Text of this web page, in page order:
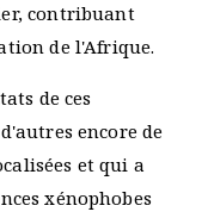
contribuant
de l'Afrique.
de ces
encore de
et qui a
xénophobes